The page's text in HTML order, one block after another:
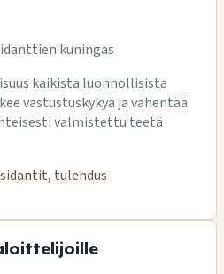
kuningas
kaikista luonnollisista
vastustuskykyä ja vähentää
valmistettu teetä
tulehdus